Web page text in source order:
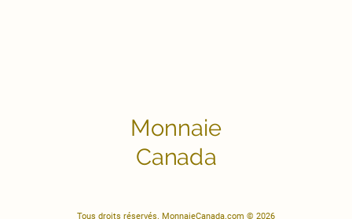
Monnaie
Canada
Tous droits réservés. MonnaieCanada.com © 2026